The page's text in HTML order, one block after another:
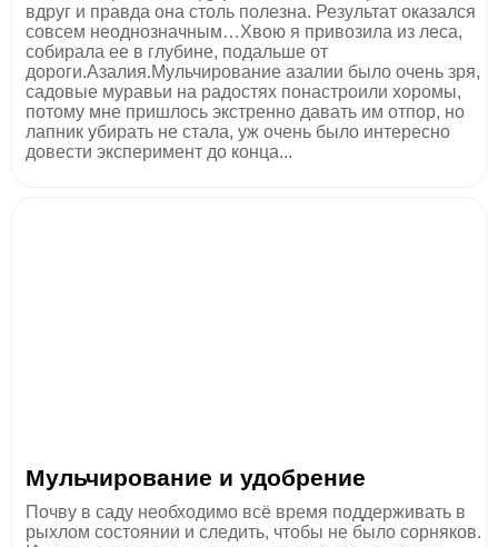
вдруг и правда она столь полезна. Результат оказался
совсем неоднозначным…Хвою я привозила из леса,
собирала ее в глубине, подальше от
дороги.Азалия.Мульчирование азалии было очень зря,
садовые муравьи на радостях понастроили хоромы,
потому мне пришлось экстренно давать им отпор, но
лапник убирать не стала, уж очень было интересно
довести эксперимент до конца...
Мульчирование и удобрение
Почву в саду необходимо всё время поддерживать в
рыхлом состоянии и следить, чтобы не было сорняков.